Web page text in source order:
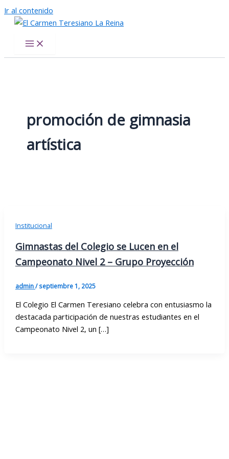
Ir al contenido
promoción de gimnasia
artística
Institucional
Gimnastas del Colegio se Lucen en el
Campeonato Nivel 2 – Grupo Proyección
admin/septiembre 1, 2025
El Colegio El Carmen Teresiano celebra con entusiasmo la
destacada participación de nuestras estudiantes en el
Campeonato Nivel 2, un […]